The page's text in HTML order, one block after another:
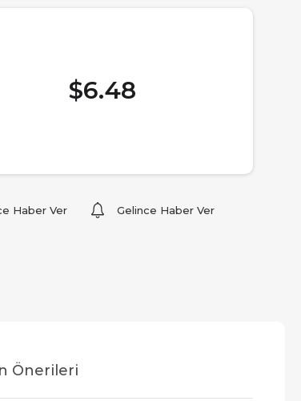
$6.48
Haber Ver Gelince Haber Ver
Önerileri